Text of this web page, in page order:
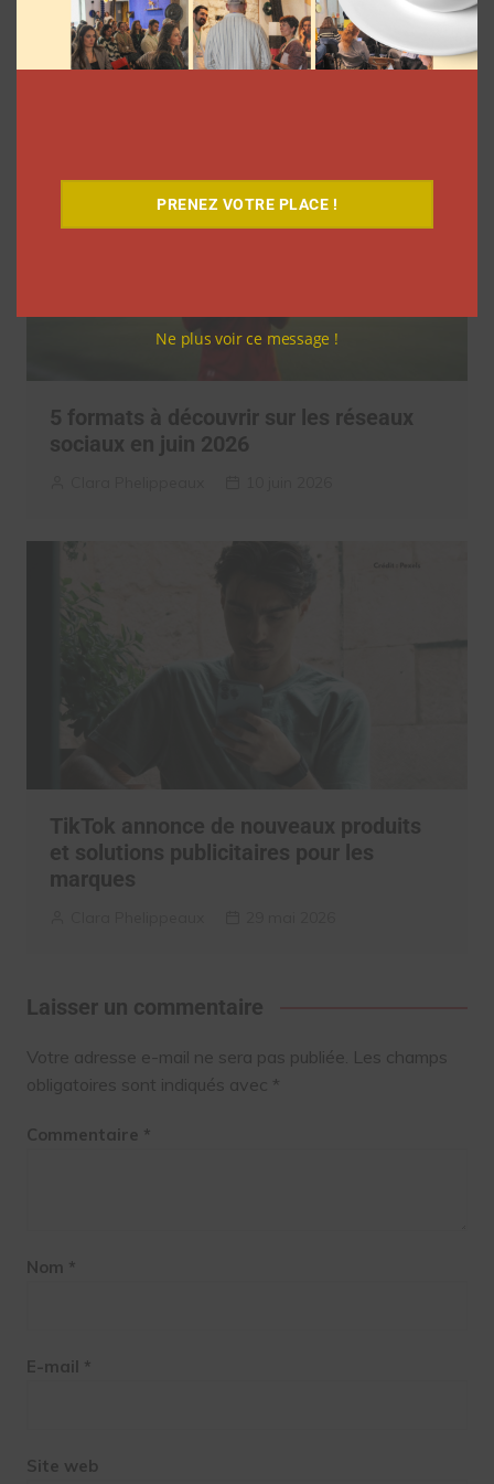
3 annonces faites par TikTok aux
Cannes Lions 2026
Clara Phelippeaux 23 juin 2026
5 formats à découvrir sur les réseaux
sociaux en juin 2026
TikTok annonce de nouveaux produits
et solutions publicitaires pour les
marques
Laisser un commentaire
Votre adresse e-mail ne sera pas publiée. Les champs
obligatoires sont indiqués avec *
Commentaire *
Nom *
E-mail *
Site web
PRENEZ VOTRE PLACE !
Ne plus voir ce message !